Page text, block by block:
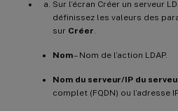
Sur l’écran Créer un serveur
définissez les valeurs des
sur Créer
Nom– Nom de l’action LDAP.
Nom du serveur/IP du
complet (FQDN) ou l’adresse